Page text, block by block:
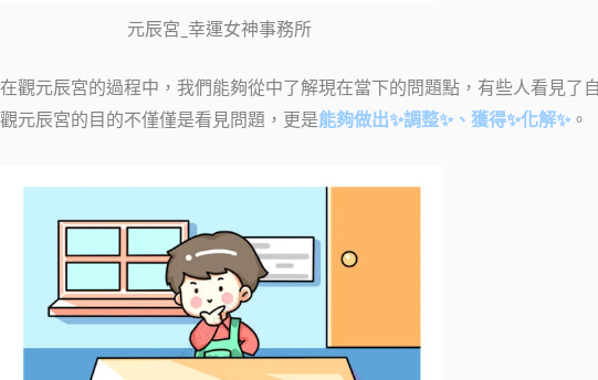
元辰宮_幸運女神事務所
在觀元辰宮的過程中，我們能夠從中了解現在當下的問題點，有些人看見了
觀元辰宮的目的不僅僅是看見問題，更是能夠做出✨調整✨、獲得✨化解✨。